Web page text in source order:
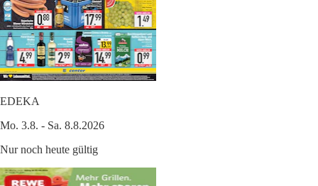
EDEKA
Mo. 3.8. - Sa. 8.8.2026
Nur noch heute gültig